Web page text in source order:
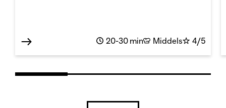
20-30 min Middels 4/5